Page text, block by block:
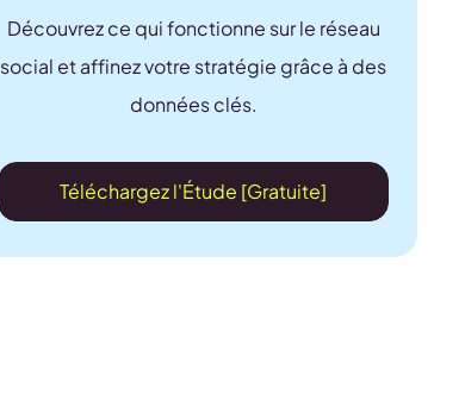
Découvrez ce qui fonctionne sur le réseau
social et affinez votre stratégie grâce à des
données clés.
Téléchargez l'Étude [Gratuite]